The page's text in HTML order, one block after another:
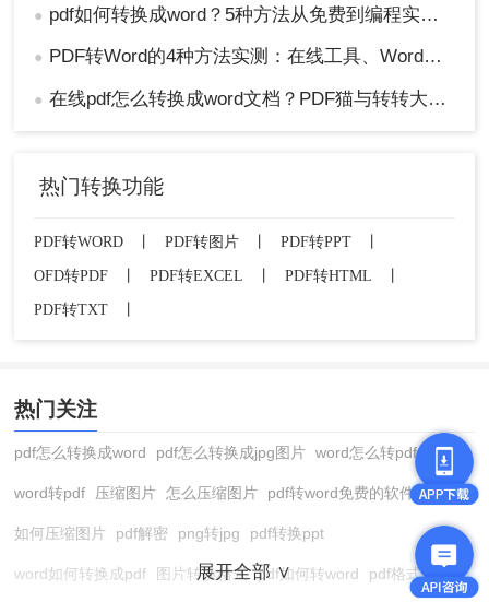
● pdf如何转换成word？5种方法从免费到编程实测对比！
● PDF转Word的4种方法实测：在线工具、Word、Adobe与开源软件对比！！
● 在线pdf怎么转换成word文档？PDF猫与转转大师2种在线工具使用指南与功能对比！
热门转换功能
PDF转WORD PDF转图片 PDF转PPT
OFD转PDF
PDF转EXCEL PDF转HTML
PDF转TXT
热门关注
pdf怎么转换成word pdf怎么转换成jpg图片 word怎么转pdf
word转pdf 压缩图片 怎么压缩图片 pdf转word免费的软件
如何压缩图片 pdf解密 png转jpg pdf转换ppt
word如何转换成pdf 图片转换格式 pdf如何转word pdf格式转换
展开全部 ∨